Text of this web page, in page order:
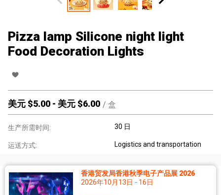
Pizza lamp Silicone night light
Food Decoration Lights
美元 $5.00 - 美元 $6.00 / 盒
生产所需时间: 30 日
运送方式: Logistics and transportation
香港贸发局香港秋季电子产品展 2026
2026年10月13日 - 16日